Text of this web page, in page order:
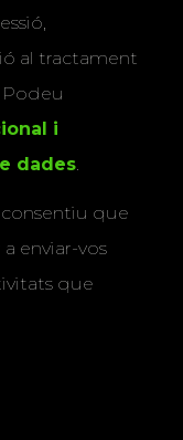
al tractament
Podeu
i
dades.
que
enviar-vos
que